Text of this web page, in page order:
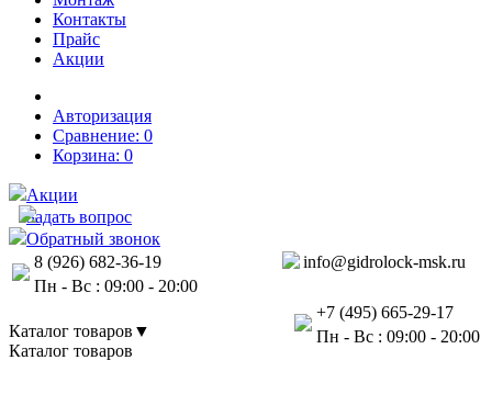
Контакты
Прайс
Акции
Авторизация
Сравнение: 0
Корзина: 0
Акции
Задать вопрос
Обратный звонок
info@gidrolock-msk.ru
8 (926) 682-36-19
Пн - Вс : 09:00 - 20:00
+7 (495) 665-29-17
Пн - Вс : 09:00 - 20:00
Каталог товаров ▼
Каталог товаров